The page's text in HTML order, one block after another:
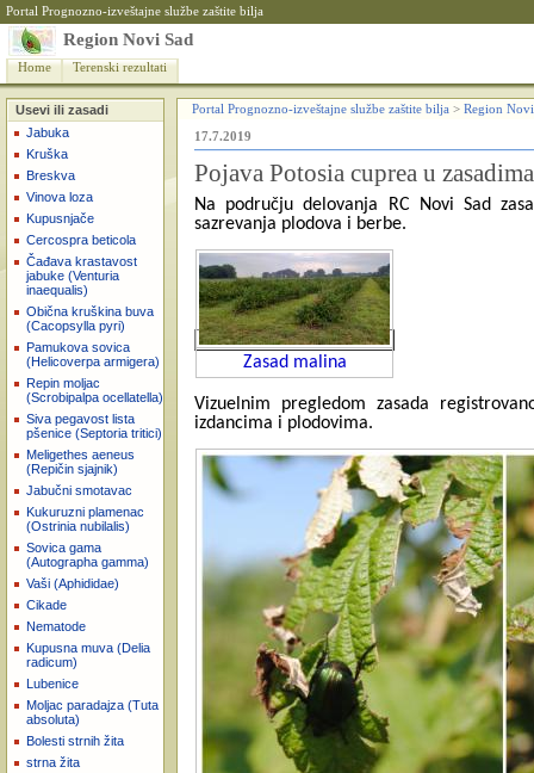
Portal Prognozno-izveštajne službe zaštite bilja
Region Novi Sad
Home Terenski rezultati
Usevi ili zasadi
Jabuka
Kruška
Breskva
Vinova loza
Kupusnjače
Cercospra beticola
Čađava krastavost
jabuke (Venturia
inaequalis)
Obična kruškina buva
(Cacopsylla pyri)
Pamukova sovica
(Helicoverpa armigera)
Repin moljac
(Scrobipalpa ocellatella)
Siva pegavost lista
pšenice (Septoria tritici)
Meligethes aeneus
(Repičin sjajnik)
Jabučni smotavac
Kukuruzni plamenac
(Ostrinia nubilalis)
Sovica gama
(Autographa gamma)
Vaši (Aphididae)
Cikade
Nematode
Kupusna muva (Delia
radicum)
Lubenice
Moljac paradajza (Tuta
absoluta)
Bolesti strnih žita
strna žita
Portal Prognozno-izveštajne službe zaštite bilja > Region
17.7.2019
Pojava Potosia cuprea u
Na području delovanja RC Novi Sad
sazrevanja plodova i berbe.
Zasad malina
Vizuelnim pregledom zasada
izdancima i plodovima.